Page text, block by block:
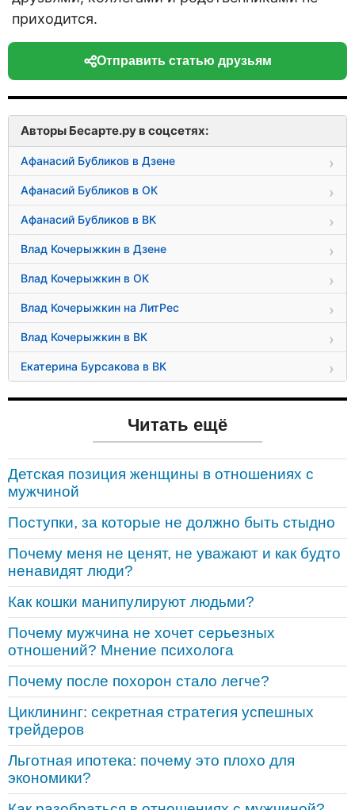
приходится.
Отправить статью друзьям
Авторы Бесарте.ру в соцсетях:
Афанасий Бубликов в Дзене
Афанасий Бубликов в ОК
Афанасий Бубликов в ВК
Влад Кочерыжкин в Дзене
Влад Кочерыжкин в ОК
Влад Кочерыжкин на ЛитРес
Влад Кочерыжкин в ВК
Екатерина Бурсакова в ВК
Читать ещё
Детская позиция женщины в отношениях с
мужчиной
Поступки, за которые не должно быть стыдно
Почему меня не ценят, не уважают и как будто
ненавидят люди?
Как кошки манипулируют людьми?
Почему мужчина не хочет серьезных
отношений? Мнение психолога
Почему после похорон стало легче?
Циклининг: секретная стратегия успешных
трейдеров
Льготная ипотека: почему это плохо для
экономики?